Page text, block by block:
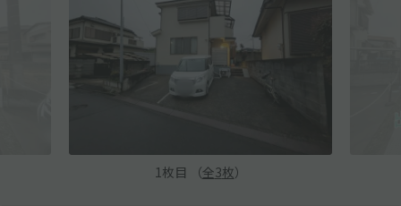
1 枚目 （全3枚）